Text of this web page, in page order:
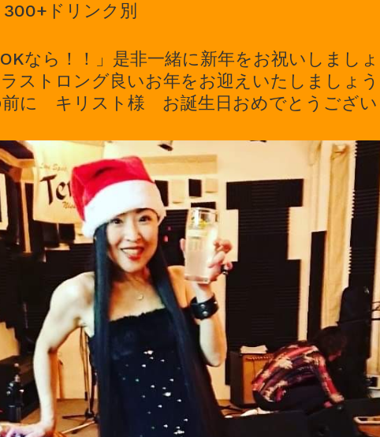
ドリンク別
OKなら！！」是非一緒に新年をお祝いしましょ
ストロング良いお年をお迎えいたしましょう
に キリスト様 お誕生日おめでとうござい